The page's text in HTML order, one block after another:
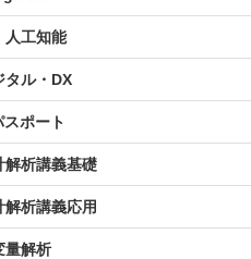
人工知能
タル・DX
スポート
解析講義基礎
解析講義応用
量解析